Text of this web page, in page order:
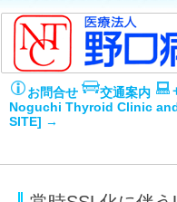
お問合せ 交通案内
Noguchi Thyroid Clinic
SITE] →